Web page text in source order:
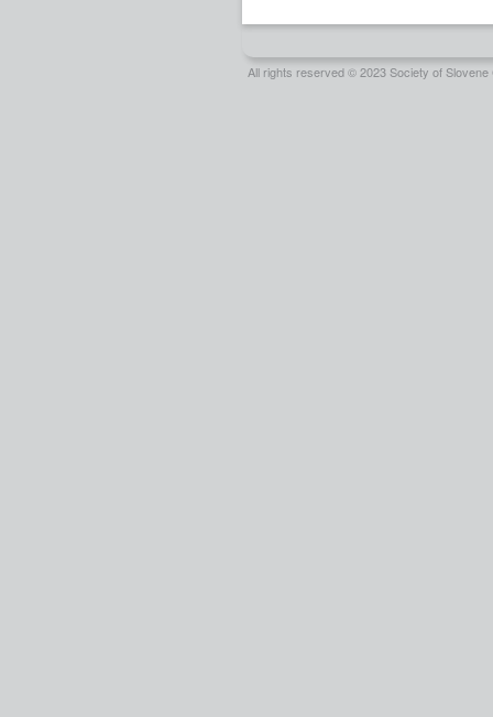
All rights reserved © 2023 Society of